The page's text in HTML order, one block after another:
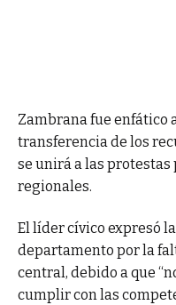
Zambrana fue enfático
transferencia de los
se unirá a las protestas
regionales.
El líder cívico expresó
departamento por la
central, debido a que
cumplir con las